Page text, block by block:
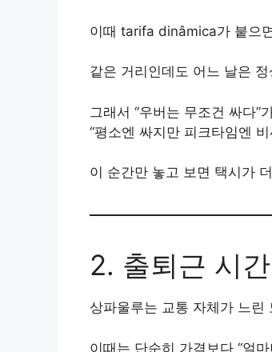
이때 tarifa dinâmica가 붙으
같은 거리인데도 어느 날은
그래서 “우버는 무조건 싸다”
“평소엔 싸지만 피크타임엔
이 순간만 놓고 보면 택시가
2. 출퇴근 시
상파울루는 교통 자체가 느린
이때는 단순히 가격보다 “얼